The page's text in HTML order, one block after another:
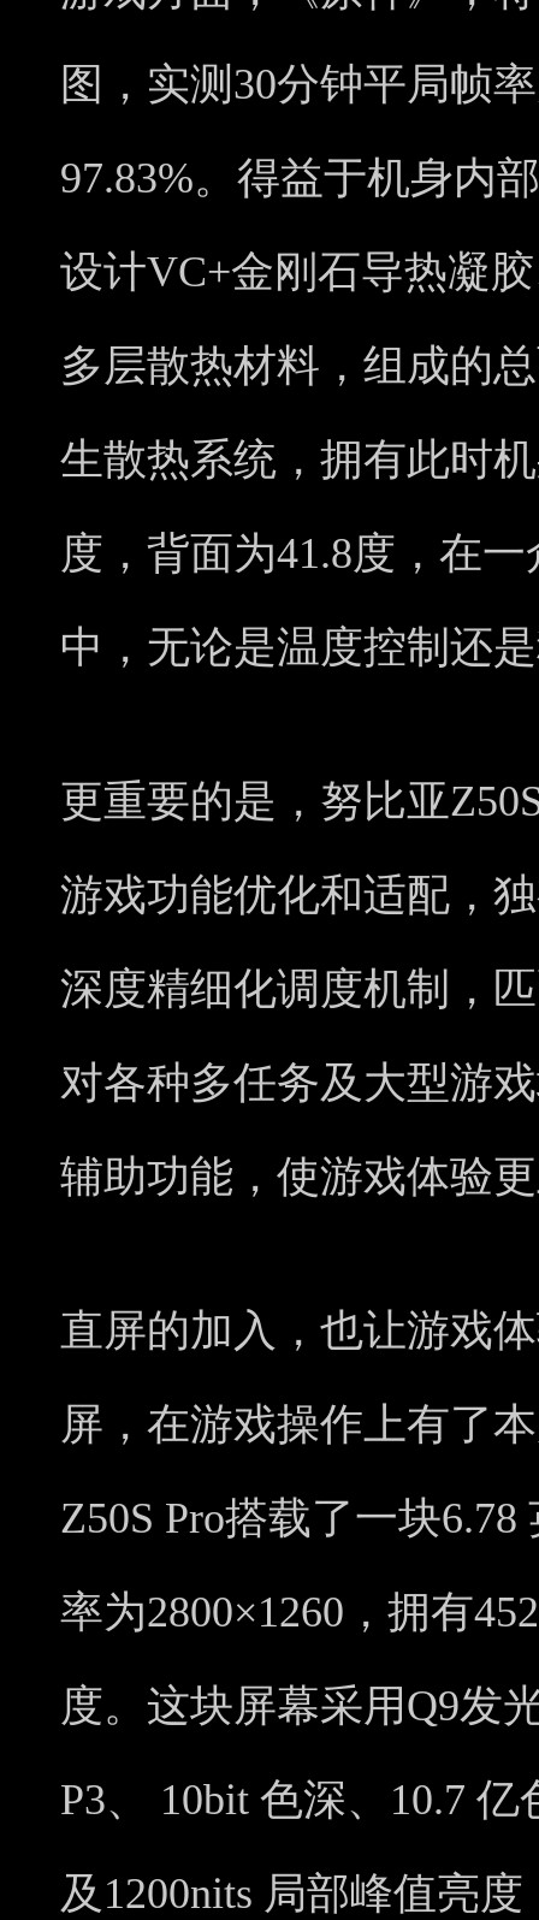
图，实测30分钟平局帧
97.83%。得益于机身内
设计VC+金刚石导热凝
多层散热材料，组成的
生散热系统，拥有此时
度，背面为41.8度，在
中，无论是温度控制还
更重要的是，努比亚
游戏功能优化和适配，
深度精细化调度机制，
对各种多任务及大型游
辅助功能，使游戏体验
直屏的加入，也让游戏
屏，在游戏操作上有了
Z50S Pro搭载了一块
率为2800×1260，拥有
度。这块屏幕采用Q9发
P3、 10bit 色深、10.7
及1200nits 局部峰值亮